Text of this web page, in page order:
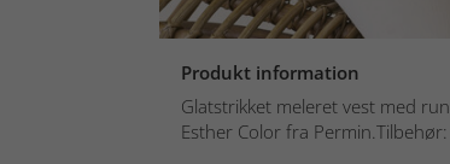
Produkt information
Glatstrikket meleret vest med
Esther Color fra Permin.Tilbehør: